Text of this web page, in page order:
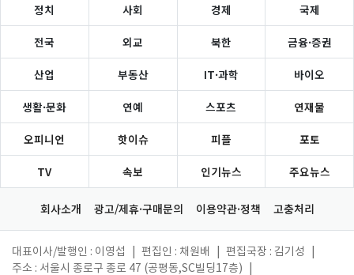
정치 사회 경제 국제
전국 외교 북한 금융·증권
산업 부동산 IT·과학 바이오
생활·문화 연예 스포츠 연재물
오피니언 핫이슈 피플 포토
TV 속보 인기뉴스 주요뉴스
회사소개 광고/제휴·구매문의 이용약관·정책 고충처리
대표이사/발행인 : 이영섭 편집인 : 채원배 편집국장 : 김기성
주소 : 서울시 종로구 종로 47 (공평동,SC빌딩17층)